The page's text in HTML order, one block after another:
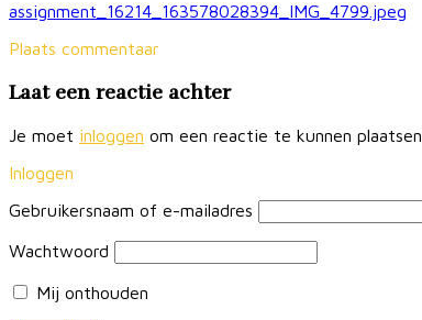
assignment_16214_163578028394_IMG_4799.jpeg
Plaats commentaar
Laat een reactie achter
Je moet inloggen om een reactie te kunnen plaatsen.
Inloggen
Gebruikersnaam of e-mailadres
Wachtwoord
Mij onthouden